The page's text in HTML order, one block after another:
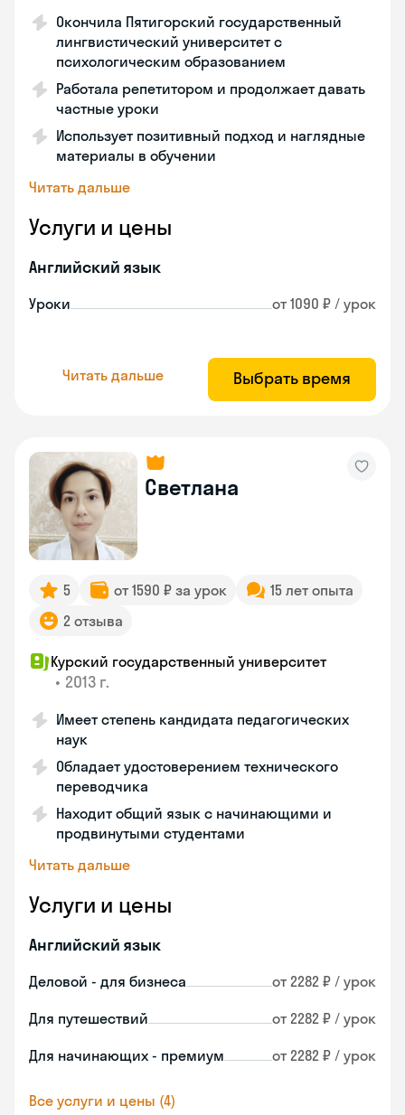
Окончила Пятигорский государственный
лингвистический университет с
психологическим образованием
Работала репетитором и продолжает давать
частные уроки
Использует позитивный подход и наглядные
материалы в обучении
Читать дальше
Услуги и цены
Английский язык
Уроки от 1090 ₽ / урок
Читать дальше Выбрать время
Светлана
5 от 1590 ₽ за урок
15 лет опыта
2 отзыва
Курский государственный университет
• 2013 г.
Имеет степень кандидата педагогических
наук
Обладает удостоверением технического
переводчика
Находит общий язык с начинающими и
продвинутыми студентами
Читать дальше
Услуги и цены
Английский язык
Деловой - для бизнеса от 2282 ₽ / урок
Для путешествий от 2282 ₽ / урок
Для начинающих - премиум от 2282 ₽ / урок
Все услуги и цены (4)